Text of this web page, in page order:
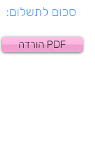
סכום לתשלום:
הורדה PDF